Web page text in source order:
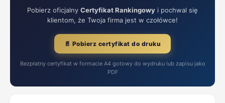
Pobierz oficjalny Certyfikat Rankingowy i pochwal się
klientom, że Twoja firma jest w czołówce!
📄 Pobierz certyfikat do druku
Bezpłatny certyfikat w formacie A4 gotowy do wydruku lub zapisu jako
PDF